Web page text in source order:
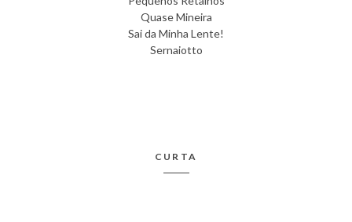
Quase Mineira
Sai da Minha Lente!
Sernaiotto
CURTA